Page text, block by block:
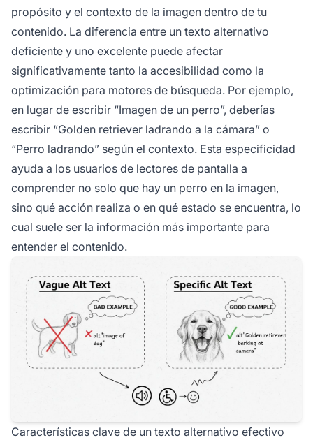
propósito y el contexto de la imagen dentro de tu
contenido. La diferencia entre un texto alternativo
deficiente y uno excelente puede afectar
significativamente tanto la accesibilidad como la
optimización para motores de búsqueda. Por ejemplo,
en lugar de escribir “Imagen de un perro”, deberías
escribir “Golden retriever ladrando a la cámara” o
“Perro ladrando” según el contexto. Esta especificidad
ayuda a los usuarios de lectores de pantalla a
comprender no solo que hay un perro en la imagen,
sino qué acción realiza o en qué estado se encuentra, lo
cual suele ser la información más importante para
entender el contenido.
Características clave de un texto alternativo efectivo